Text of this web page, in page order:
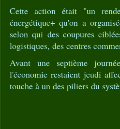
Cette action était "un
énergétique+ qu'on a
selon qui des coupures
logistiques, des centres
Avant une septième
l'économie restaient jeudi
touche à un des piliers du